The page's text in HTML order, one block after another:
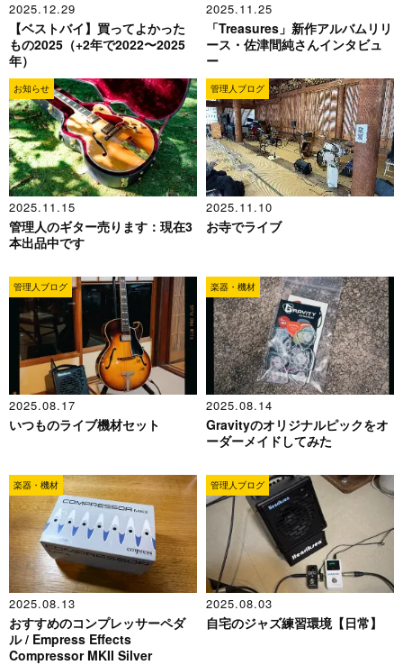
2025.12.29
【ベストバイ】買ってよかった
もの2025（+2年で2022〜2025
年）
2025.11.25
「Treasures」新作アルバムリリ
ース・佐津間純さんインタビュ
ー
お知らせ
2025.11.15
管理人のギター売ります：現在3
本出品中です
管理人ブログ
2025.11.10
お寺でライブ
管理人ブログ
2025.08.17
いつものライブ機材セット
楽器・機材
2025.08.14
Gravityのオリジナルピックをオ
ーダーメイドしてみた
楽器・機材
2025.08.13
おすすめのコンプレッサーペダ
ル / Empress Effects
Compressor MKII Silver
管理人ブログ
2025.08.03
自宅のジャズ練習環境【日常】